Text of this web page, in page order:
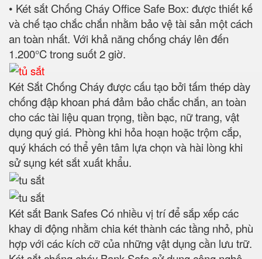
• Két sắt Chống Cháy Office Safe Box: được thiết kế
và chế tạo chắc chắn nhằm bảo vệ tài sản một cách
an toàn nhất. Với khả năng chống cháy lên đến
1.200°C trong suốt 2 giờ.
Két Sắt Chống Cháy được cấu tạo bởi tấm thép dày
chống đập khoan phá đảm bảo chắc chắn, an toàn
cho các tài liệu quan trọng, tiền bạc, nữ trang, vật
dụng quý giá. Phòng khi hỏa hoạn hoặc trộm cắp,
quý khách có thể yên tâm lựa chọn và hài lòng khi
sử sụng két sắt xuất khẩu.
Két sắt Bank Safes Có nhiều vị trí để sắp xếp các
khay di động nhằm chia két thành các tầng nhỏ, phù
hợp với các kích cỡ của những vật dụng cần lưu trữ.